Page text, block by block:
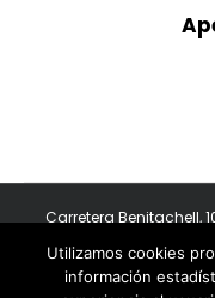
Carretera Benitachell,
Copyright 2011-2026
Política de
Utilizamos cookies
información